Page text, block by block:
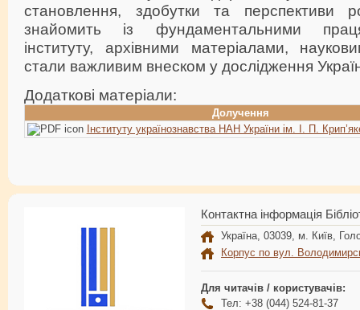
становлення, здобутки та перспективи
знайомить із фундаментальними
інституту, архівними матеріалами,
стали важливим внеском у дослідження
Додаткові матеріали:
Долучення
Інституту українознавства НАН України ім. І. П.
Контактна інформація
Україна, 03039, м. Київ,
Корпус по вул.
Для читачів / користувачів:
Тел: +38 (044) 524-81-37